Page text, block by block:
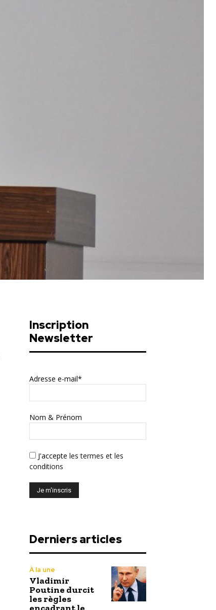
Inscription
Newsletter
Adresse e-mail*
Nom & Prénom
J'accepte les termes et les
conditions
Derniers articles
À la une
Vladimir
Poutine durcit
les règles